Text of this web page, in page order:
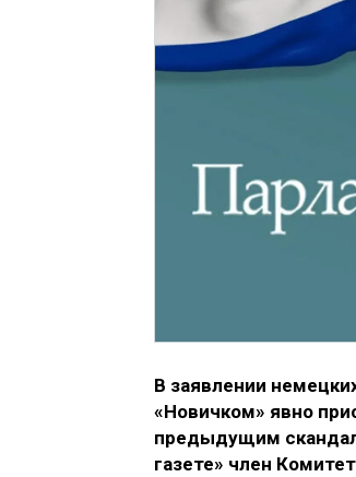
В заявлении
«Новичком» явно
предыдущим
газете» член